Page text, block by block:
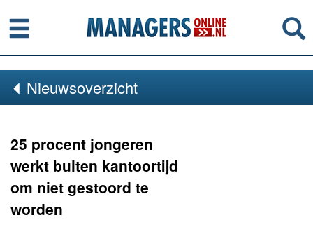
Menu
Nieuwsoverzicht
25 procent jongeren
werkt buiten kantoortijd
om niet gestoord te
worden